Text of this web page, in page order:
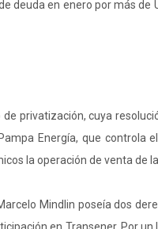
deuda en enero por más de
privatización, cuya
Energía, que controla
la operación de venta de
Mindlin poseía dos